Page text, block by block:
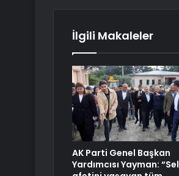
İlgili Makaleler
AK Parti Genel Başkan
Yardımcısı Yayman: “Sel